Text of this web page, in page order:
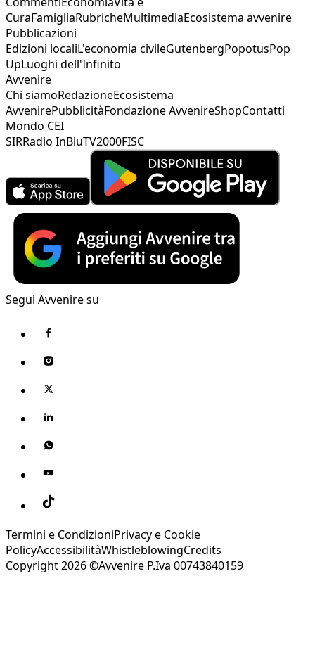
CuraFamigliaRubricheMultimediaEcosistema avvenire
Pubblicazioni
Edizioni localiL'economia civileGutenbergPopotusPop
UpLuoghi dell'Infinito
Avvenire
Chi siamoRedazioneEcosistema
AvvenirePubblicitàFondazione AvvenireShopContatti
Mondo CEI
SIRRadio InBluTV2000FISC
Segui Avvenire su
Termini e CondizioniPrivacy e Cookie
PolicyAccessibilitàWhistleblowingCredits
Copyright 2026 ©Avvenire P.Iva 00743840159